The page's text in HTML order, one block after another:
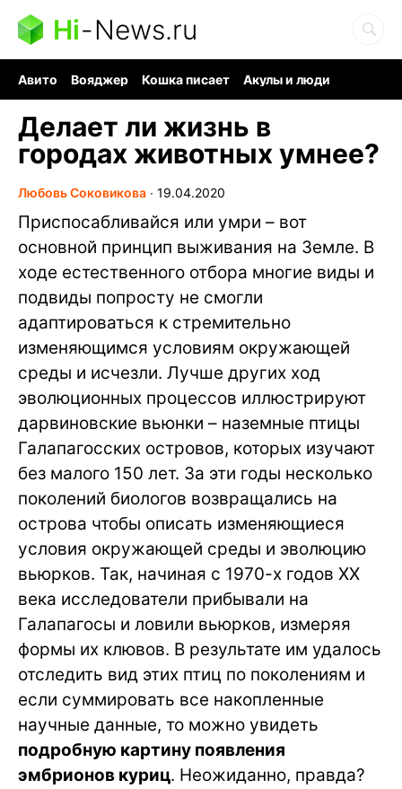
Hi-News.ru
Авито Вояджер Кошка писает
Акулы и люди
Делает ли жизнь в
городах животных умнее?
Любовь Соковикова ∙ 19.04.2020
Приспосабливайся или умри – вот
основной принцип выживания на Земле. В
ходе естественного отбора многие виды и
подвиды попросту не смогли
адаптироваться к стремительно
изменяющимся условиям окружающей
среды и исчезли. Лучше других ход
эволюционных процессов иллюстрируют
дарвиновские вьюнки – наземные птицы
Галапагосских островов, которых изучают
без малого 150 лет. За эти годы несколько
поколений биологов возвращались на
острова чтобы описать изменяющиеся
условия окружающей среды и эволюцию
вьюрков. Так, начиная с 1970-х годов ХХ
века исследователи прибывали на
Галапагосы и ловили вьюрков, измеряя
формы их клювов. В результате им удалось
отследить вид этих птиц по поколениям и
если суммировать все накопленные
научные данные, то можно увидеть
подробную картину появления
эмбрионов куриц. Неожиданно, правда?